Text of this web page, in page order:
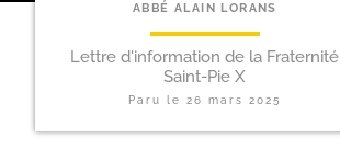
ABBÉ ALAIN LORANS
Lettre d'information de la Fraternité
Saint-Pie X
Paru le26 mars 2025